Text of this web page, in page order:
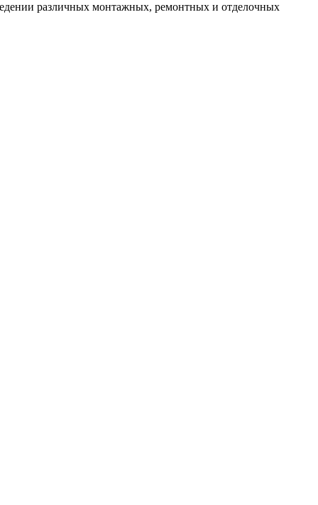
различных монтажных, ремонтных и отделочных